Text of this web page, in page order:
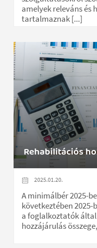
amelyek releváns és
tartalmaznak [...]
Rehabilitációs
2025.01.20.
A minimálbér 2025-
következtében 2025-
a foglalkoztatók
hozzájárulás